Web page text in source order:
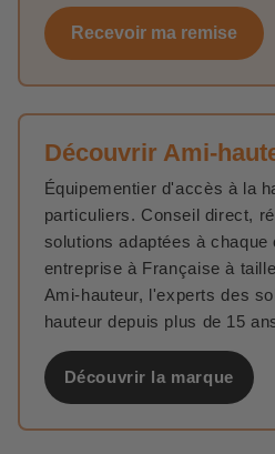
Recevoir ma remise
Découvrir Ami-
Équipementier d'accès à la
particuliers. Conseil direct,
solutions adaptées à chaque
entreprise à Française à
Ami-hauteur, l'experts des
hauteur depuis plus de 15
Découvrir la marque